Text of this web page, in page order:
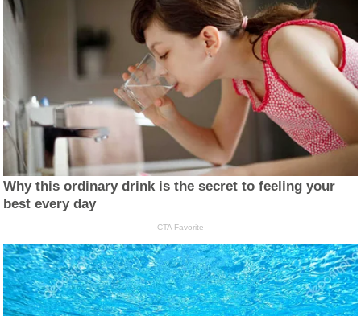
Why this ordinary drink is the secret to feeling your
best every day
CTA Favorite